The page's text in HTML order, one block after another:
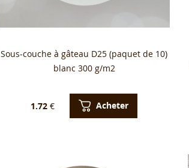
Sous-couche à gâteau D25 (paquet de 10)
blanc 300 g/m2
1.72 € Acheter